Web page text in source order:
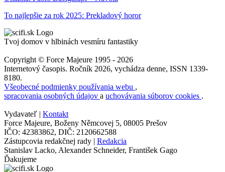
To najlepšie za rok 2025: Prekladový horor
Tvoj domov v hlbinách vesmíru fantastiky
Copyright © Force Majeure 1995 - 2026
Internetový časopis. Ročník 2026, vychádza denne, ISSN 1339-
8180.
Všeobecné podmienky používania webu ,
spracovania osobných údajov a uchovávania súborov cookies .
Vydavateľ | Kontakt
Force Majeure, Boženy Němcovej 5, 08005 Prešov
IČO: 42383862, DIČ: 2120662588
Zástupcovia redakčnej rady | Redakcia
Stanislav Lacko, Alexander Schneider, František Gago
Ďakujeme